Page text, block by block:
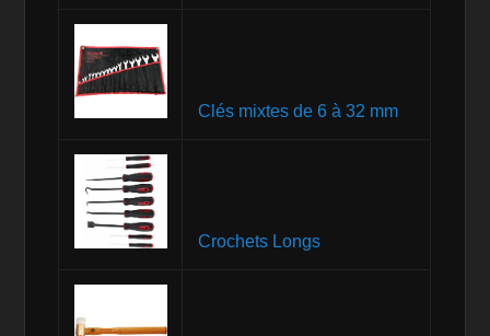
Clés mixtes de 6 à 32 mm
Crochets Longs